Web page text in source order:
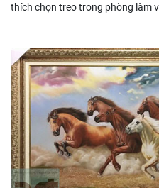
thích chọn treo trong phòng làm